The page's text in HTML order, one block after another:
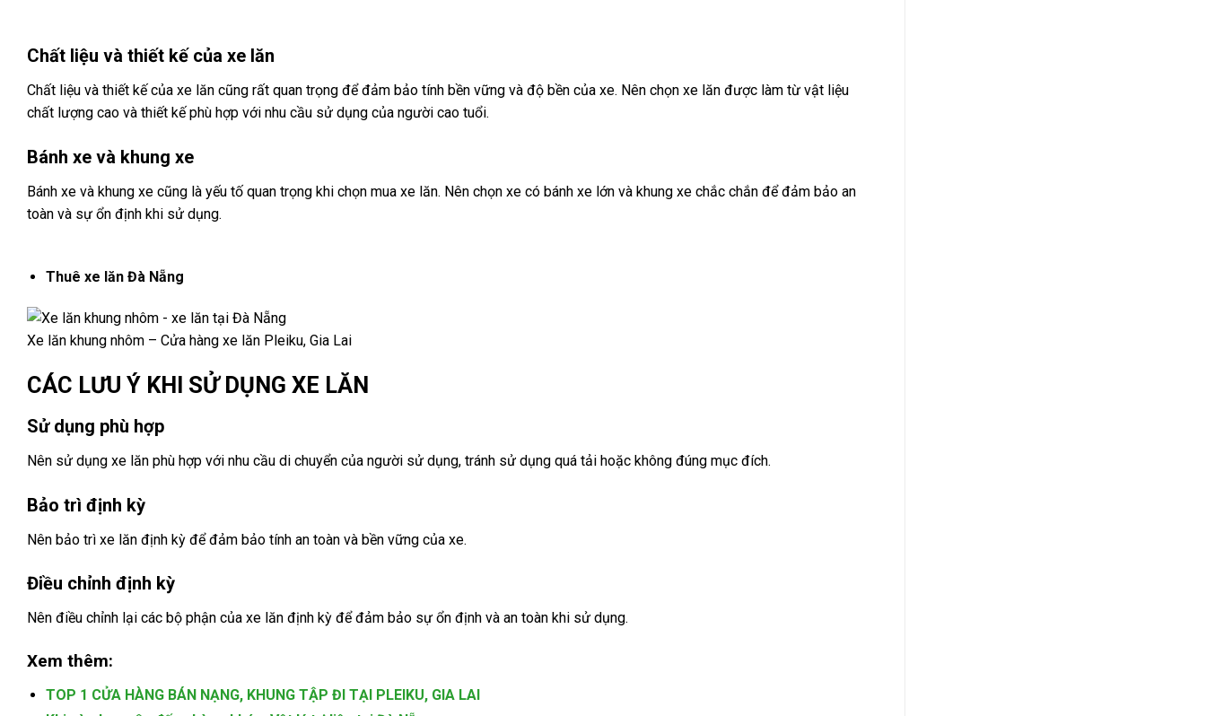
Chất liệu và thiết kế của xe lăn
Chất liệu và thiết kế của xe lăn cũng rất quan trọng để đảm bảo tính bền vững và độ bền của xe. Nên chọn xe lăn được làm từ vật liệu
chất lượng cao và thiết kế phù hợp với nhu cầu sử dụng của người cao tuổi.
Bánh xe và khung xe
Bánh xe và khung xe cũng là yếu tố quan trọng khi chọn mua xe lăn. Nên chọn xe có bánh xe lớn và khung xe chắc chắn để đảm bảo an
toàn và sự ổn định khi sử dụng.
Thuê xe lăn Đà Nẵng
Xe lăn khung nhôm – Cửa hàng xe lăn Pleiku, Gia Lai
CÁC LƯU Ý KHI SỬ DỤNG XE LĂN
Sử dụng phù hợp
Nên sử dụng xe lăn phù hợp với nhu cầu di chuyển của người sử dụng, tránh sử dụng quá tải hoặc không đúng mục đích.
Bảo trì định kỳ
Nên bảo trì xe lăn định kỳ để đảm bảo tính an toàn và bền vững của xe.
Điều chỉnh định kỳ
Nên điều chỉnh lại các bộ phận của xe lăn định kỳ để đảm bảo sự ổn định và an toàn khi sử dụng.
Xem thêm:
TOP 1 CỬA HÀNG BÁN NẠNG, KHUNG TẬP ĐI TẠI PLEIKU, GIA LAI